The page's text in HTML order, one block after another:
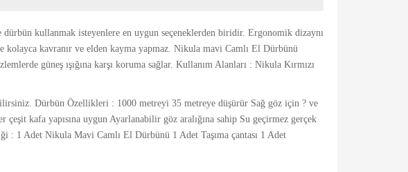
kullanmak isteyenlere en uygun seçeneklerden biridir. Ergonomik dizaynı
kolayca kavranır ve elden kayma yapmaz. Nikula mavi Camlı El Dürbünü
güneş ışığına karşı koruma sağlar. Kullanım Alanları : Nikula Kırmızı
Dürbün Özellikleri : 1000 metreyi 35 metreye düşürür Sağ göz için ? ve
çeşit kafa yapısına uygun Ayarlanabilir göz aralığına sahip Su geçirmez gerçek
: 1 Adet Nikula Mavi Camlı El Dürbünü 1 Adet Taşıma çantası 1 Adet